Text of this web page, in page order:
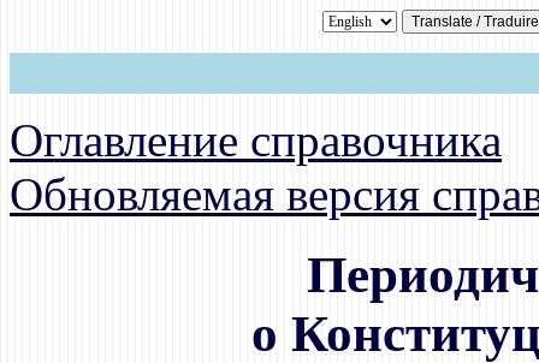
Оглавление справочника
Обновляемая версия
о